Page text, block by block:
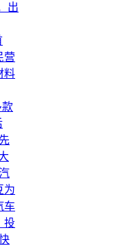
出
营
料
款
为
车
投